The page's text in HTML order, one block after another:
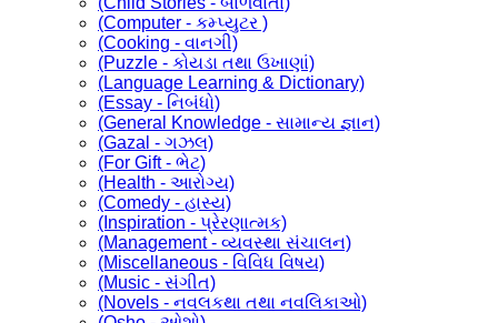
(Computer - કમ્પ્યુટર )
(Cooking - વાનગી)
(Puzzle - કોયડા તથા ઉખાણાં)
(Language Learning & Dictionary)
(Essay - નિબંધો)
(General Knowledge - સામાન્ય જ્ઞાન)
(Gazal - ગઝલ)
(For Gift - ભેટ)
(Health - આરોગ્ય)
(Comedy - હાસ્ય)
(Inspiration - પ્રેરણાત્મક)
(Management - વ્યવસ્થા સંચાલન)
(Miscellaneous - વિવિધ વિષય)
(Music - સંગીત)
(Novels - નવલકથા તથા નવલિકાઓ)